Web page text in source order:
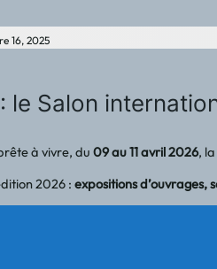
16, 2025
le Salon
à vivre, du09 au 11 avril 2026,
2026 :expositions d’ouvrages,